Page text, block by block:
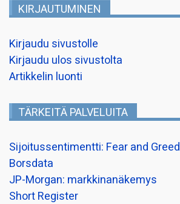
KIRJAUTUMINEN
Kirjaudu sivustolle
Kirjaudu ulos sivustolta
Artikkelin luonti
TÄRKEITÄ PALVELUITA
Sijoitussentimentti: Fear and Greed
Borsdata
JP-Morgan: markkinanäkemys
Short Register